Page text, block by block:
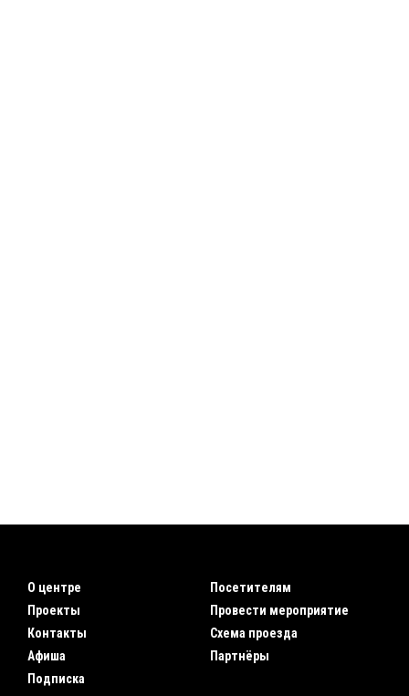
О центре
Проекты
Контакты
Афиша
Подписка
Посетителям
Провести мероприятие
Схема проезда
Партнёры